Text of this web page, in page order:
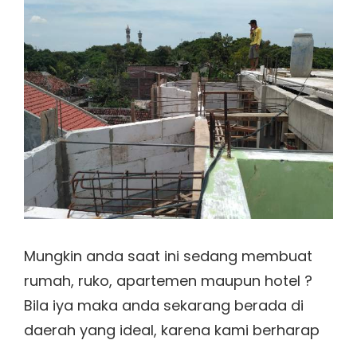
Mungkin anda saat ini sedang membuat
rumah, ruko, apartemen maupun hotel ?
Bila iya maka anda sekarang berada di
daerah yang ideal, karena kami berharap